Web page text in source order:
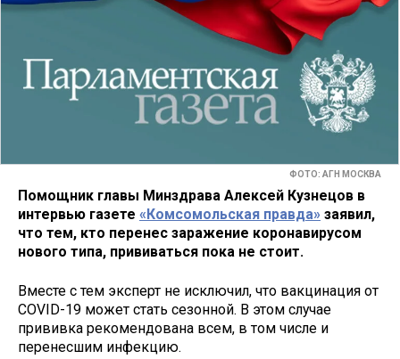
ФОТО: АГН МОСКВА
Помощник главы Минздрава Алексей Кузнецов в
интервью газете «Комсомольская правда» заявил,
что тем, кто перенес заражение коронавирусом
нового типа, прививаться пока не стоит.
Вместе с тем эксперт не исключил, что вакцинация от
COVID-19 может стать сезонной. В этом случае
прививка рекомендована всем, в том числе и
перенесшим инфекцию.